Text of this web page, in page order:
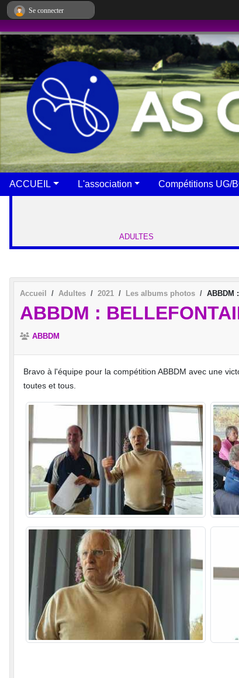
ACCUEIL L'association Compétitions UG/
ADULTES
Accueil Adultes 2021 Les albums photos ABBDM
ABBDM :
ABBDM
Bravo à l'équipe pour la compétition ABBDM avec une
toutes et tous.
Se connecter
Panneau de gestion des cookies